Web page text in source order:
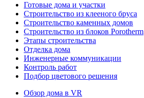
Готовые дома и участки
Строительство из клееного бруса
Строительство каменных домов
Строительство из блоков Porotherm
Этапы строительства
Отделка дома
Инженерные коммуникации
Контроль работ
Подбор цветового решения
Обзор дома в VR